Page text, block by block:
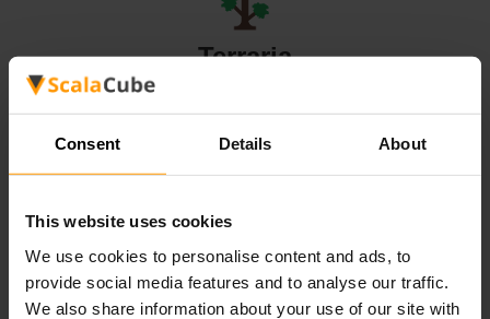
Consent Details About
This website uses cookies
We use cookies to personalise content and ads, to
provide social media features and to analyse our traffic.
We also share information about your use of our site with
Terraria
Găzduire server
Valheim
Găzduire server